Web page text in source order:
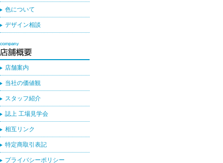
色について
デザイン相談
店舗案内
当社の価値観
スタッフ紹介
誌上 工場見学会
相互リンク
特定商取引表記
プライバシーポリシー